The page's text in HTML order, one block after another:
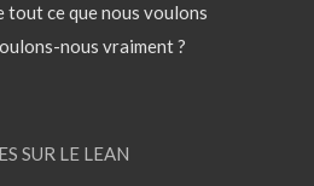
tout ce que nous voulons
nous vraiment ?
SUR LE LEAN